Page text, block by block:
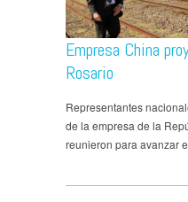
Empresa China
Rosario
Representantes
de la empresa de la
reunieron para avanzar